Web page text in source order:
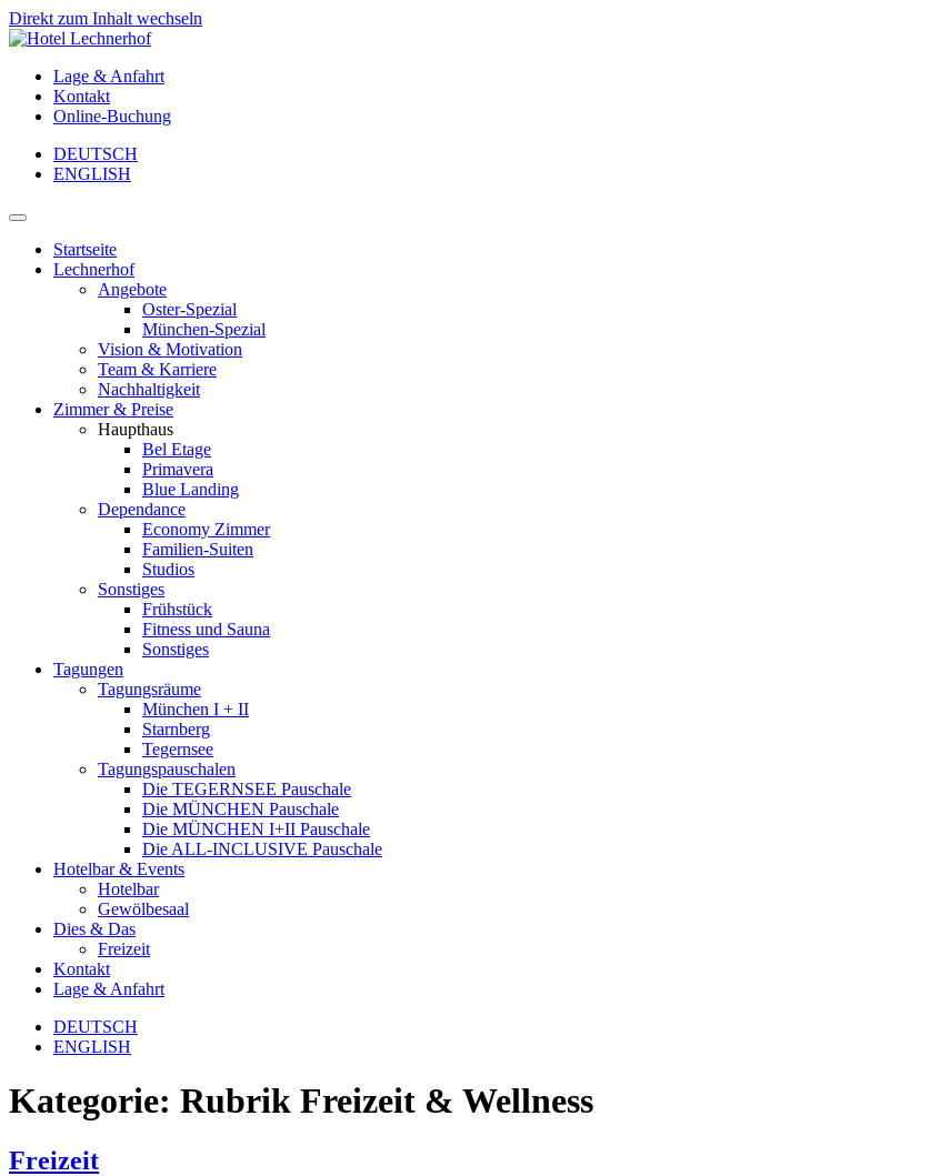
Direkt zum Inhalt wechseln
Lage & Anfahrt
Kontakt
Online-Buchung
DEUTSCH
ENGLISH
Hauptnavigation
Startseite
Lechnerhof
Angebote
Oster-Spezial
München-Spezial
Vision & Motivation
Team & Karriere
Nachhaltigkeit
Zimmer & Preise
Haupthaus
Bel Etage
Primavera
Blue Landing
Dependance
Economy Zimmer
Familien-Suiten
Studios
Sonstiges
Frühstück
Fitness und Sauna
Sonstiges
Tagungen
Tagungsräume
München I + II
Starnberg
Tegernsee
Tagungspauschalen
Die TEGERNSEE Pauschale
Die MÜNCHEN Pauschale
Die MÜNCHEN I+II Pauschale
Die ALL-INCLUSIVE Pauschale
Hotelbar & Events
Hotelbar
Gewölbesaal
Dies & Das
Freizeit
Kontakt
Lage & Anfahrt
DEUTSCH
ENGLISH
Kategorie: Rubrik Freizeit & Wellness
Freizeit